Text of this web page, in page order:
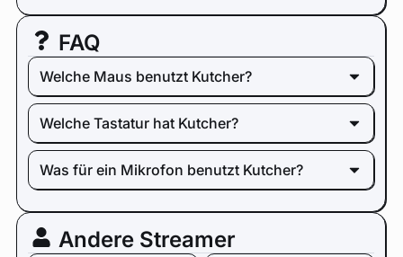
FAQ
Welche Maus benutzt Kutcher?
Welche Tastatur hat Kutcher?
Was für ein Mikrofon benutzt Kutcher?
Andere Streamer